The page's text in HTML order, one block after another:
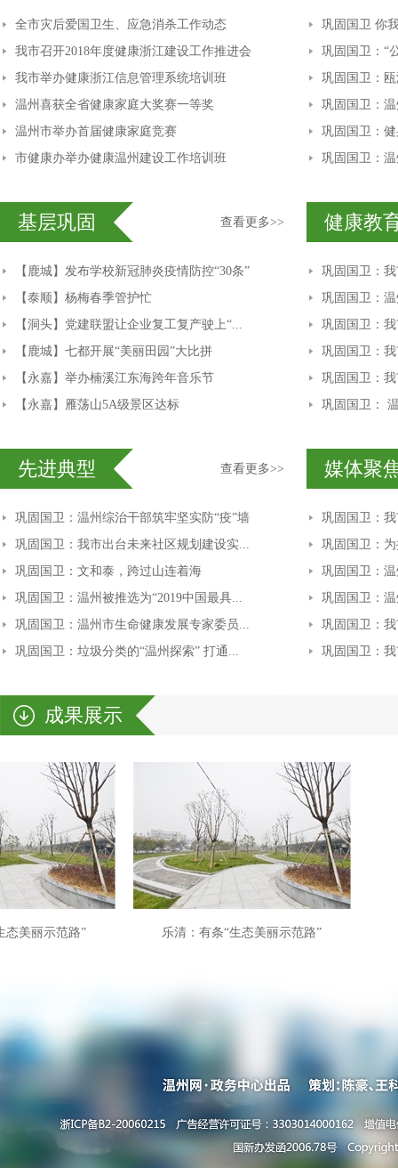
全市灾后爱国卫生、应急消杀工作动态
我市召开2018年度健康浙江建设工作推进会
我市举办健康浙江信息管理系统培训班
温州喜获全省健康家庭大奖赛一等奖
温州市举办首届健康家庭竞赛
市健康办举办健康温州建设工作培训班
巩固国卫 你
巩固国卫：“
巩固国卫：
巩固国卫：
巩固国卫：
巩固国卫：
查看更多>>
基层巩固
【鹿城】发布学校新冠肺炎疫情防控“30条”
【泰顺】杨梅春季管护忙
【洞头】党建联盟让企业复工复产驶上“...
【鹿城】七都开展“美丽田园”大比拼
【永嘉】举办楠溪江东海跨年音乐节
【永嘉】雁荡山5A级景区达标
健康教
巩固国卫：
巩固国卫：温
巩固国卫：
巩固国卫：
巩固国卫：
巩固国卫：
查看更多>>
先进典型
巩固国卫：温州综治干部筑牢坚实防“疫”墙
巩固国卫：我市出台未来社区规划建设实...
巩固国卫：文和泰，跨过山连着海
巩固国卫：温州被推选为“2019中国最具...
巩固国卫：温州市生命健康发展专家委员...
巩固国卫：垃圾分类的“温州探索” 打通...
媒体聚
巩固国卫：
巩固国卫：
巩固国卫：
巩固国卫：
巩固国卫：
巩固国卫：
成果展示
丽示范路” 乐清：有条“生态美丽示范路”